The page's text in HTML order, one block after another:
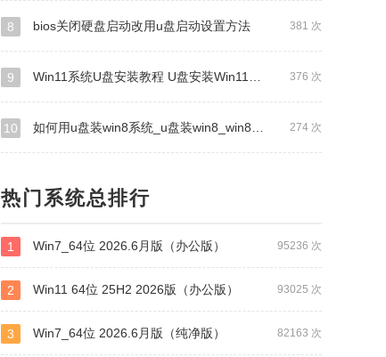
381 次
8 bios关闭硬盘启动改用u盘启动设置方法
376 次
9 Win11系统U盘安装教程 U盘安装Win11系统详细图文教程
274 次
10 如何用u盘装win8系统_u盘装win8_win8系统安装教程_新纯净启动
热门系统总排行
95236 次
1 Win7_64位 2026.6月版（办公版）
93025 次
2 Win11 64位 25H2 2026版（办公版）
82163 次
3 Win7_64位 2026.6月版（纯净版）